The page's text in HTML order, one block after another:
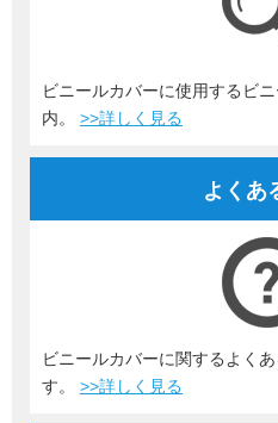
ビニールカバーに使用するビ
内。 >>詳しく見る
よくあ
ビニールカバーに関するよく
す。 >>詳しく見る